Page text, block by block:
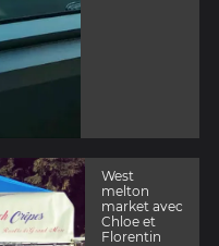
West
melton
market avec
Chloe et
Florentin